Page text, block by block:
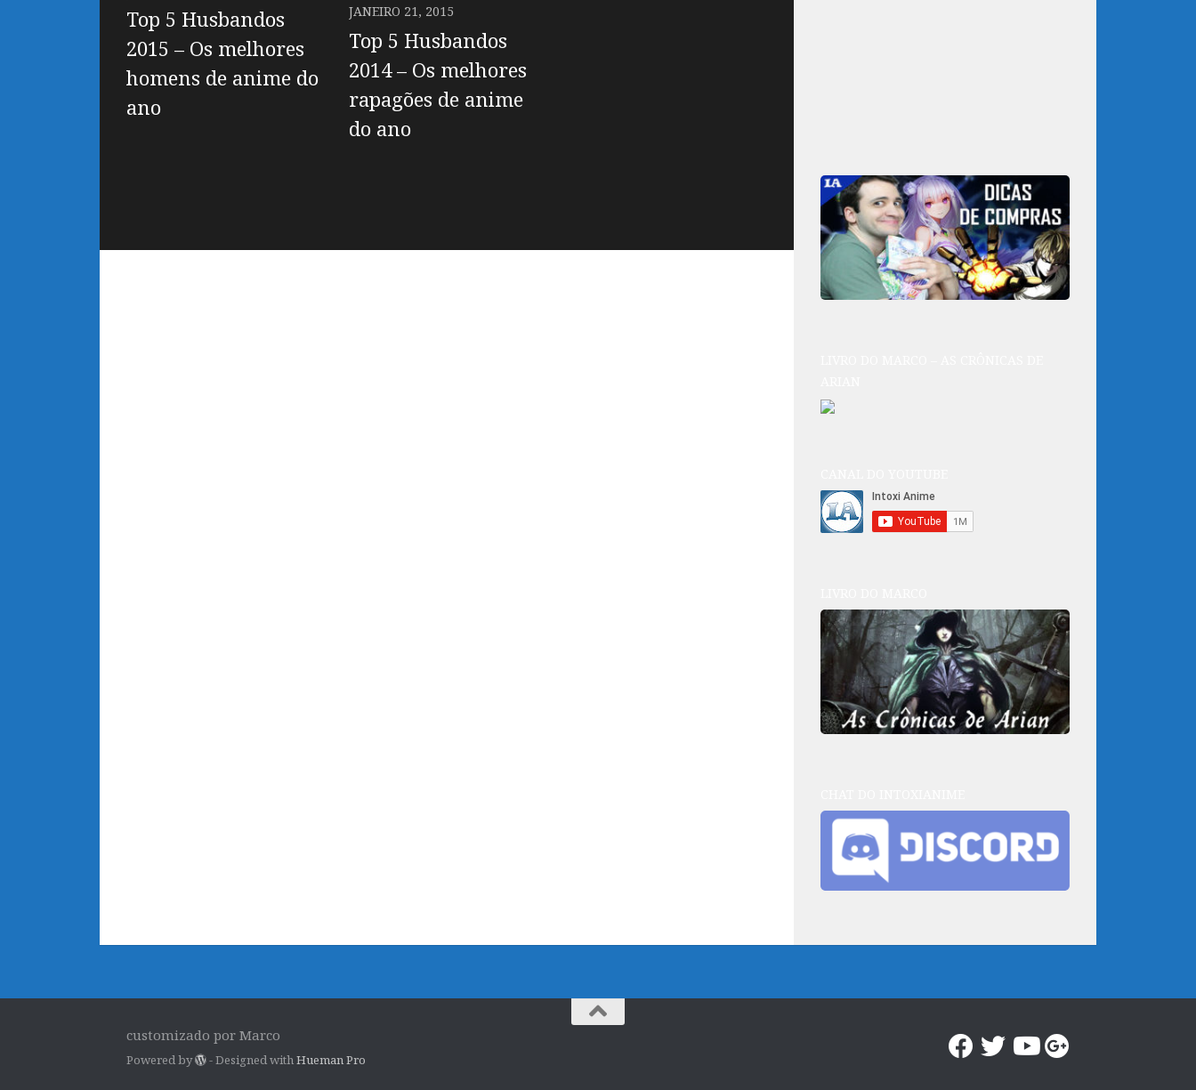
Top 5 Husbandos
2015 – Os melhores
homens de anime do
ano
JANEIRO 21, 2015
Top 5 Husbandos
2014 – Os melhores
rapagões de anime
do ano
customizado por Marco
Powered by - Designed withHueman Pro